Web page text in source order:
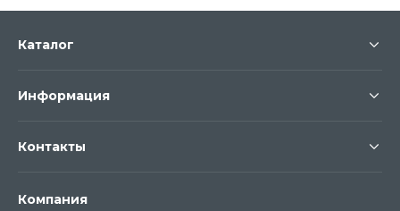
Компания
Каталог
Информация
Контакты